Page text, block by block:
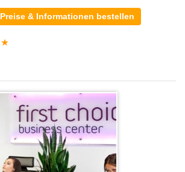
Preise & Informationen bestellen